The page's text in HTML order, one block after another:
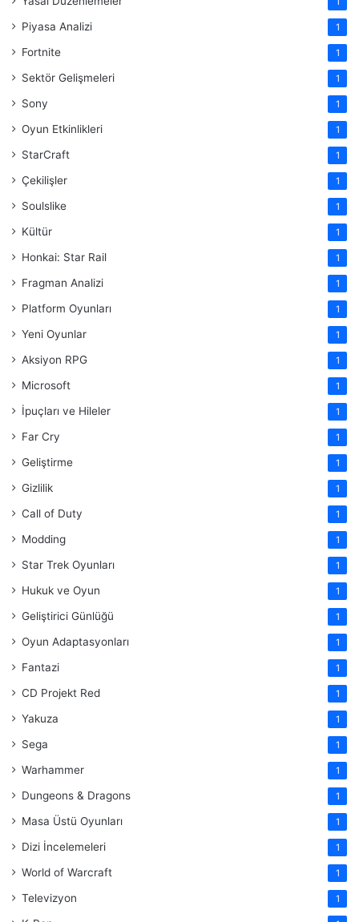
Piyasa Analizi 1
Fortnite 1
Sektör Gelişmeleri 1
Sony 1
Oyun Etkinlikleri 1
StarCraft 1
Çekilişler 1
Soulslike 1
Kültür 1
Honkai: Star Rail 1
Fragman Analizi 1
Platform Oyunları 1
Yeni Oyunlar 1
Aksiyon RPG 1
Microsoft 1
İpuçları ve Hileler 1
Far Cry 1
Geliştirme 1
Gizlilik 1
Call of Duty 1
Modding 1
Star Trek Oyunları 1
Hukuk ve Oyun 1
Geliştirici Günlüğü 1
Oyun Adaptasyonları 1
Fantazi 1
CD Projekt Red 1
Yakuza 1
Sega 1
Warhammer 1
Dungeons & Dragons 1
Masa Üstü Oyunları 1
Dizi İncelemeleri 1
World of Warcraft 1
Televizyon 1